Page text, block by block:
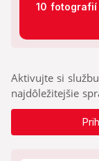
10 fotografií
Aktivujte si
najdôležitejšie